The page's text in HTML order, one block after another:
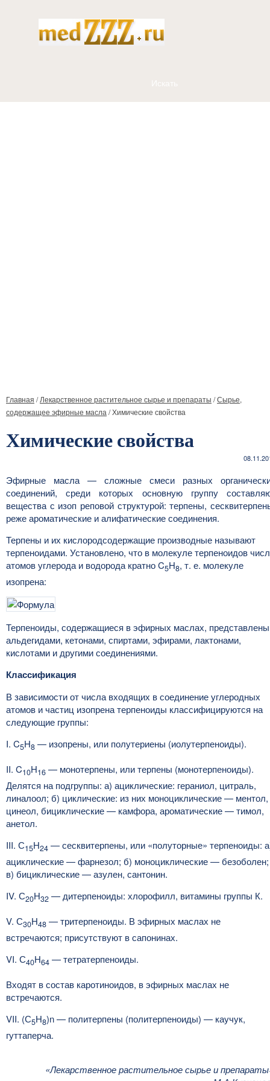
Главная /Лекарственное растительное сырье и препараты /Сырье,
содержащее эфирные масла /Химические свойства
Химические свойства
Эфирные масла — сложные смеси разных
соединений, среди которых основную группу
вещества с изоп реповой структурой: терпены,
реже ароматические и алифатические соединения.
Терпены и их кислородсодержащие производные называют
терпеноидами. Установлено, что в молекуле терпеноидов
атомов углерода и водорода кратно C5H8, т. е. молекуле
изопрена:
Терпеноиды, содержащиеся в эфирных маслах, представлены
альдегидами, кетонами, спиртами, эфирами, лактонами,
кислотами и другими соединениями.
Классификация
В зависимости от числа входящих в соединение углеродных
атомов и частиц изопрена терпеноиды классифицируются на
следующие группы:
I. C5H8 — изопрены, или полутериены (иолутерпеноиды).
II. C10H16 — монотерпены, или терпены (монотерпеноиды).
Делятся на подгруппы: а) ациклические: гераниол, цитраль,
линалоол; б) циклические: из них моноциклические — ментол,
цинеол, бициклические — камфора, ароматические — тимол,
анетол.
III. С15Н24 — сесквитерпены, или «полуторные» терпеноиды:
ациклические — фарнезол; б) моноциклические — безоболен;
в) бициклические — азулен, сантонин.
IV. С20Н32 — дитерпеноиды: хлорофилл, витамины группы К.
V. С30Н48 — тритерпеноиды. В эфирных маслах не
встречаются; присутствуют в сапонинах.
VI. С40Н64 — тетратерпеноиды.
Входят в состав каротиноидов, в эфирных маслах не
встречаются.
VII. (С5Н8)n — политерпены (политерпеноиды) — каучук,
гуттаперча.
«Лекарственное растительное сырье и